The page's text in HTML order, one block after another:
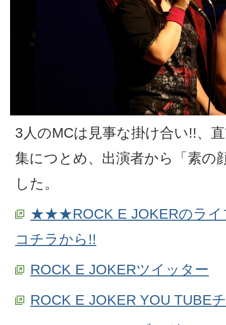
3人のMCは見事な掛け合い!!、
集につとめ、出演者から「素の
した。
★★★ROCK E JOKERのライ
コチラから!!
ROCK E JOKERツイッター
ROCK E JOKER YOU TUBE